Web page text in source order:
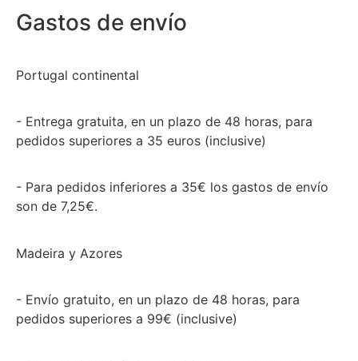
Gastos de envío
Portugal continental
- Entrega gratuita, en un plazo de 48 horas, para
pedidos superiores a 35 euros (inclusive)
- Para pedidos inferiores a 35€ los gastos de envío
son de 7,25€.
Madeira y Azores
- Envío gratuito, en un plazo de 48 horas, para
pedidos superiores a 99€ (inclusive)